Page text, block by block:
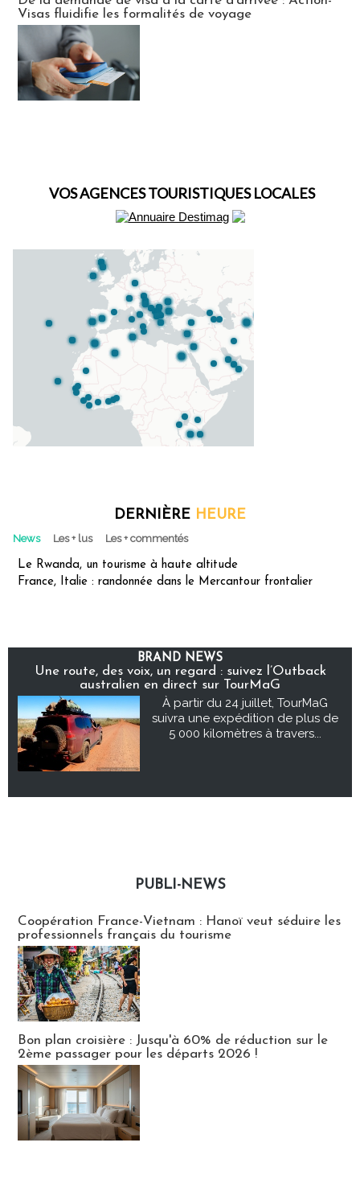
Visas fluidifie les formalités de voyage
VOS AGENCES TOURISTIQUES LOCALES
DERNIÈRE HEURE
News Les + lus Les + commentés
Le Rwanda, un tourisme à haute altitude
France, Italie : randonnée dans le Mercantour frontalier
BRAND NEWS
Une route, des voix, un regard : suivez l’Outback
australien en direct sur TourMaG
À partir du 24 juillet, TourMaG
suivra une expédition de plus de
5 000 kilomètres à travers...
PUBLI-NEWS
Coopération France-Vietnam : Hanoï veut séduire les
professionnels français du tourisme
Bon plan croisière : Jusqu'à 60% de réduction sur le
2ème passager pour les départs 2026 !